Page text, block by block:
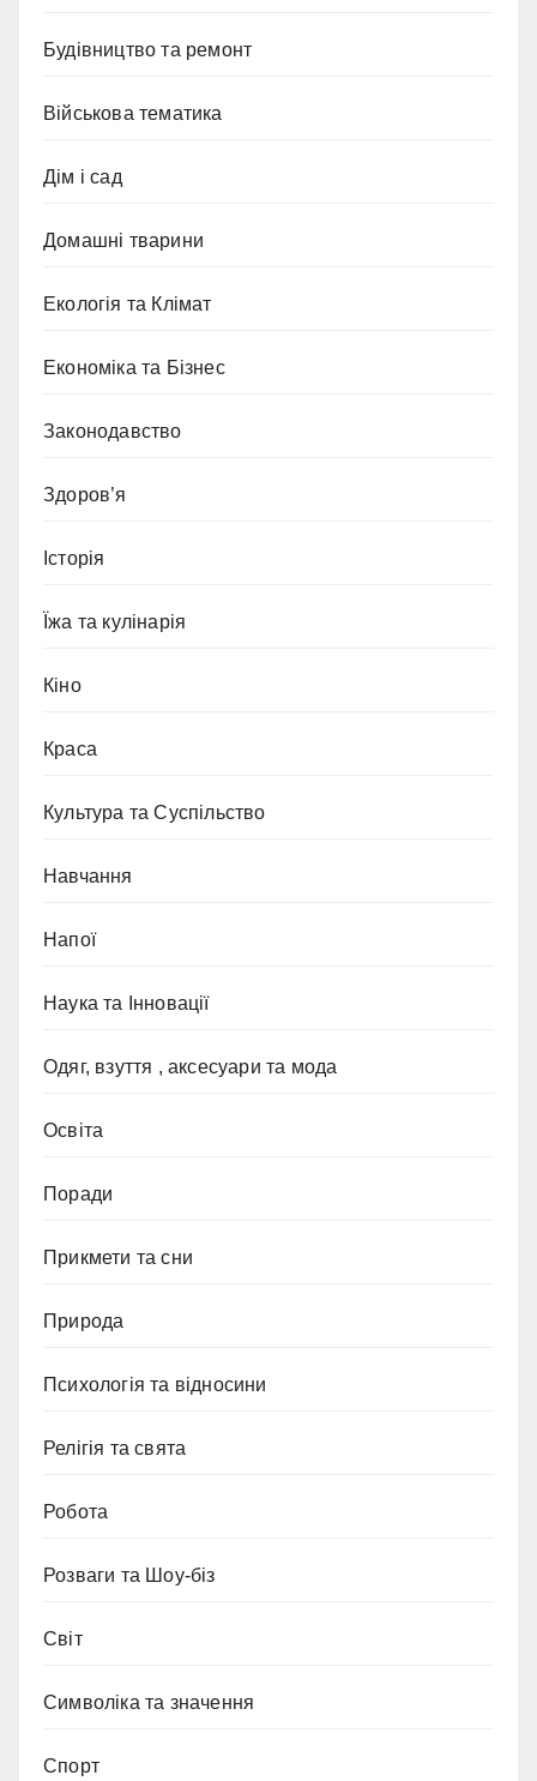
Будівництво та ремонт
Військова тематика
Дім і сад
Домашні тварини
Екологія та Клімат
Економіка та Бізнес
Законодавство
Здоров’я
Історія
Їжа та кулінарія
Кіно
Краса
Культура та Суспільство
Навчання
Напої
Наука та Інновації
Одяг, взуття , аксесуари та мода
Освіта
Поради
Прикмети та сни
Природа
Психологія та відносини
Релігія та свята
Робота
Розваги та Шоу-біз
Світ
Символіка та значення
Спорт